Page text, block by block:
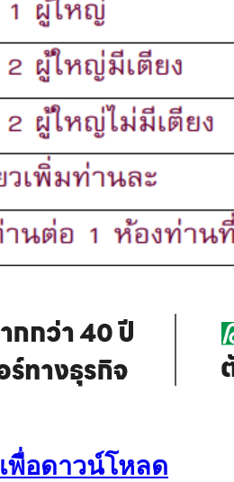
เพื่อดาวน์โหลด